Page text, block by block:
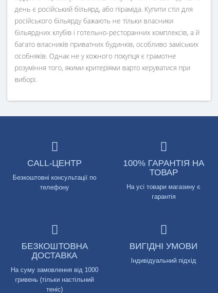
день є російський більярд, або піраміда. Купити стіл для
російського більярду бажають не тільки власники
більярдних клубів і готельно-ресторанних комплексів, а й
багато власників приватних будинків, особливо заміських
особняків. Однак не у кожного покупця є грамотне
розуміння того, якими критеріями варто керуватися при
виборі.
CALL-ЦЕНТР
Безкоштовні консультації по
телефону
100% ГАРАНТІЯ НА
ТОВАР
На усі товари магазину є
гарантія
БЕЗКОШТОВНА
ДОСТАВКА
На суму замовлення від 1000
гривень (тільки настільний
теніс)
ВИГІДНІ УМОВИ
Індивідуальний підхід